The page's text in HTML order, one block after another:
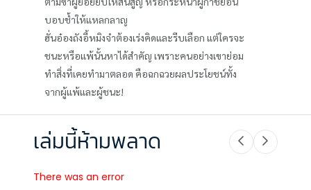
บอบช้ำให้แหลกลาญ
ฮั่นอ๋องถังอี้หมิงจำต้องเร่งคิดและรีบเลือก แต่ใครจะ
ชนะหรือแพ้นั้นหาได้สำคัญ เพราะคนอย่างเขาย่อม
ทำสิ่งที่เคยทำมาตลอด คือฉกฉวยผลประโยชน์ทั้ง
จากผู้แพ้และผู้ชนะ!
เล่มนี้ห้ามพลาด
There was an error